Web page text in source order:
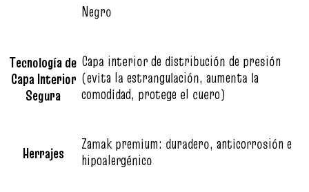
Negro
Tecnología de
Capa Interior
Segura
Capa interior de distribución de presión
(evita la estrangulación, aumenta la
comodidad, protege el cuero)
Herrajes
Zamak premium: duradero, anticorrosión e
hipoalergénico